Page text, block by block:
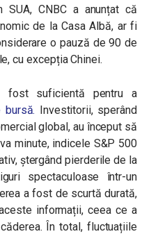
SUA, CNBC a anunțat că
de la Casa Albă, ar fi
o pauză de 90 de
cu excepția Chinei.
fost suficientă pentru a
Investitorii, sperând
global, au început să
minute, indicele S&P 500
ștergând pierderile de la
spectaculoase într-un
a fost de scurtă durată,
informații, ceea ce a
În total, fluctuațiile